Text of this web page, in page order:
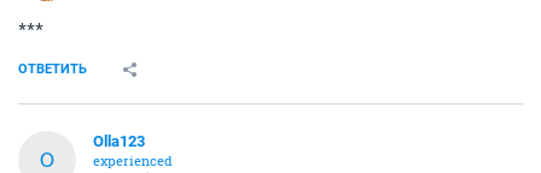
***
ОТВЕТИТЬ
O
Olla123
experienced